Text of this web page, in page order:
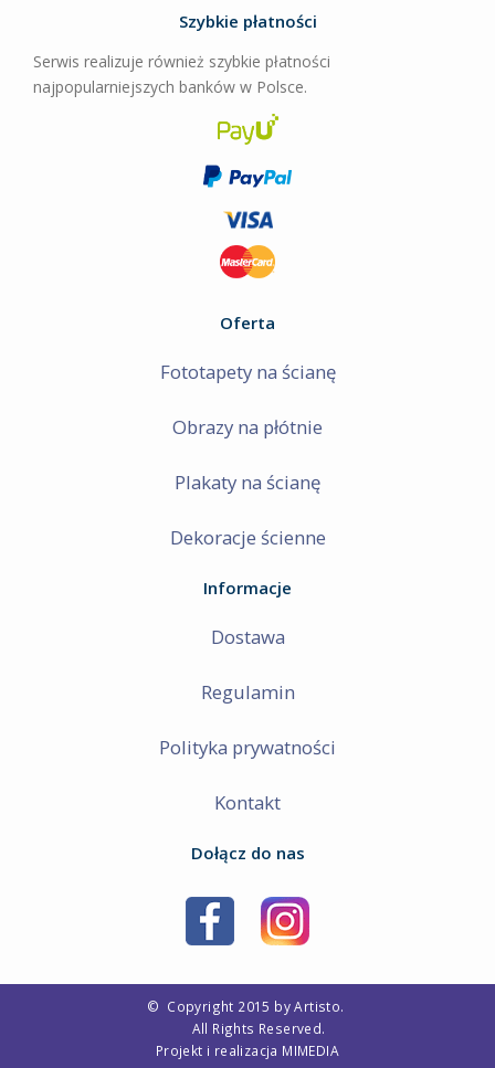
Szybkie płatności
Serwis realizuje również szybkie płatności
najpopularniejszych banków w Polsce.
Oferta
Fototapety na ścianę
Obrazy na płótnie
Plakaty na ścianę
Dekoracje ścienne
Informacje
Dostawa
Regulamin
Polityka prywatności
Kontakt
Dołącz do nas
© Copyright 2015 by Artisto.
All Rights Reserved.
Projekt i realizacja MIMEDIA